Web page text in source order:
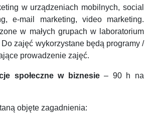
w urządzeniach mobilnych, social
e-mail marketing, video marketing.
w małych grupach w laboratorium
zajęć wykorzystane będą programy /
prowadzenie zajęć.
społeczne w biznesie– 90 h na
objęte zagadnienia: